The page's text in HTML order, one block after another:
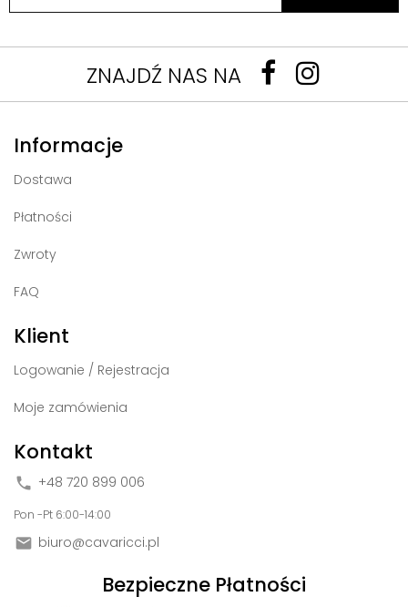
ZNAJDŹ NAS NA
Informacje
Dostawa
Płatności
Zwroty
FAQ
Klient
Logowanie / Rejestracja
Moje zamówienia
Kontakt
 +48 720 899 006
Pon -Pt 6:00-14:00
 biuro@cavaricci.pl
Bezpieczne Płatności